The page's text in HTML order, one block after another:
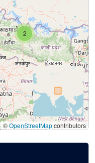
2
©OpenStreetMapcontributors